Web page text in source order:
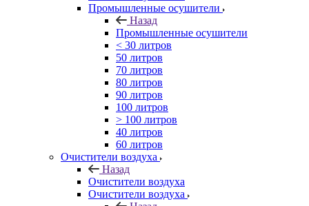
Промышленные осушители
Назад
Промышленные осушители
< 30 литров
50 литров
70 литров
80 литров
90 литров
100 литров
> 100 литров
40 литров
60 литров
Очистители воздуха
Назад
Очистители воздуха
Очистители воздуха